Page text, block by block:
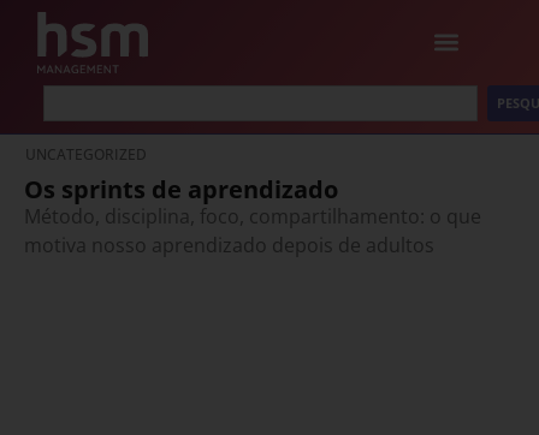
UNCATEGORIZED
Os sprints de aprendizado
Método, disciplina, foco, compartilhamento: o que
motiva nosso aprendizado depois de adultos